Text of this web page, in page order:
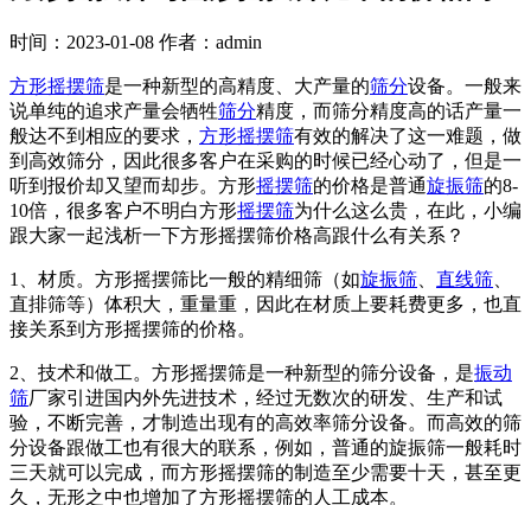
时间：2023-01-08 作者：admin
方形摇摆筛是一种新型的高精度、大产量的筛分设备。一般来
说单纯的追求产量会牺牲筛分精度，而筛分精度高的话产量一
般达不到相应的要求， 方形摇摆筛有效的解决了这一难题，做
到高效筛分，因此很多客户在采购的时候已经心动了，但是一
听到报价却又望而却步。方形摇摆筛的价格是普通旋振筛的8-
10倍，很多客户不明白方形摇摆筛为什么这么贵，在此，小编
跟大家一起浅析一下方形摇摆筛价格高跟什么有关系？
1、材质。方形摇摆筛比一般的精细筛（如旋振筛 直线筛
直排筛等）体积大，重量重，因此在材质上要耗费更多，也直
接关系到方形摇摆筛的价格。
2、技术和做工。方形摇摆筛是一种新型的筛分设备，是振动
筛厂家引进国内外先进技术，经过无数次的研发、生产和试
验，不断完善，才制造出现有的高效率筛分设备。而高效的筛
分设备跟做工也有很大的联系，例如，普通的旋振筛一般耗时
三天就可以完成，而方形摇摆筛的制造至少需要十天，甚至更
久，无形之中也增加了方形摇摆筛的人工成本。